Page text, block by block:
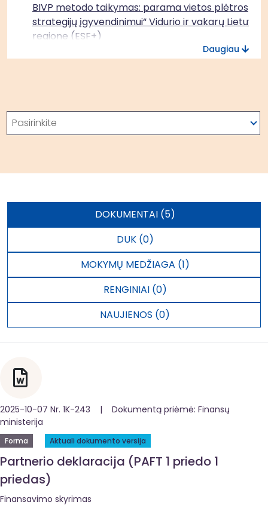
BIVP metodo taikymas: parama vietos plėtros
strategijų įgyvendinimui“ Vidurio ir vakarų Lietuvos
regione (ESF+)
Daugiau
Paieška
Pasirinkite
DOKUMENTAI (5)
DUK (0)
MOKYMŲ MEDŽIAGA (1)
RENGINIAI (0)
NAUJIENOS (0)
2025-10-07 Nr. 1K-243 | Dokumentą priėmė: Finansų
ministerija
Forma Aktuali dokumento versija
Partnerio deklaracija (PAFT 1 priedo 1
priedas)
Finansavimo skyrimas